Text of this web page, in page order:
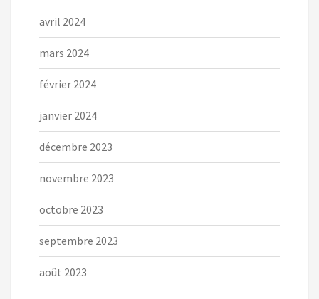
avril 2024
mars 2024
février 2024
janvier 2024
décembre 2023
novembre 2023
octobre 2023
septembre 2023
août 2023